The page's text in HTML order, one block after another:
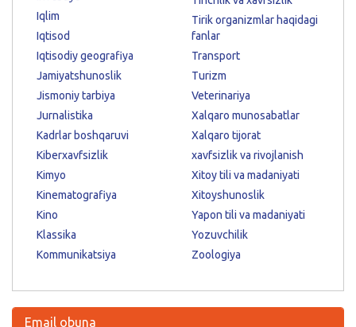
Iqlim
Iqtisod
Iqtisodiy geografiya
Jamiyatshunoslik
Jismoniy tarbiya
Jurnalistika
Kadrlar boshqaruvi
Kiberxavfsizlik
Kimyo
Kinematografiya
Kino
Klassika
Kommunikatsiya
Tirik organizmlar haqidagi
fanlar
Transport
Turizm
Veterinariya
Xalqaro munosabatlar
Xalqaro tijorat
xavfsizlik va rivojlanish
Xitoy tili va madaniyati
Xitoyshunoslik
Yapon tili va madaniyati
Yozuvchilik
Zoologiya
Email obuna